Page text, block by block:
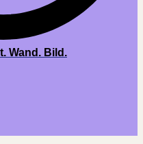
Wand. Bild.